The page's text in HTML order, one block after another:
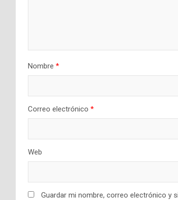
Nombre *
Correo electrónico *
Web
Guardar mi nombre, correo electrónico y